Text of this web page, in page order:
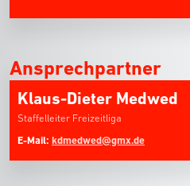
Ansprechpartner
Klaus-Dieter Medwed
Staffelleiter Freizeitliga
E-Mail: kdmedwed@gmx.de